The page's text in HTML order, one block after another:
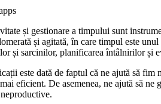
și gestionare a timpului sunt
și agitată, în care timpul este
și sarcinilor, planificarea întâlnirilor și
este dată de faptul că ne ajută să
eficient. De asemenea, ne ajută să